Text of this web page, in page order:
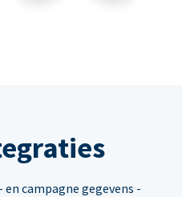
campagne gegevens -